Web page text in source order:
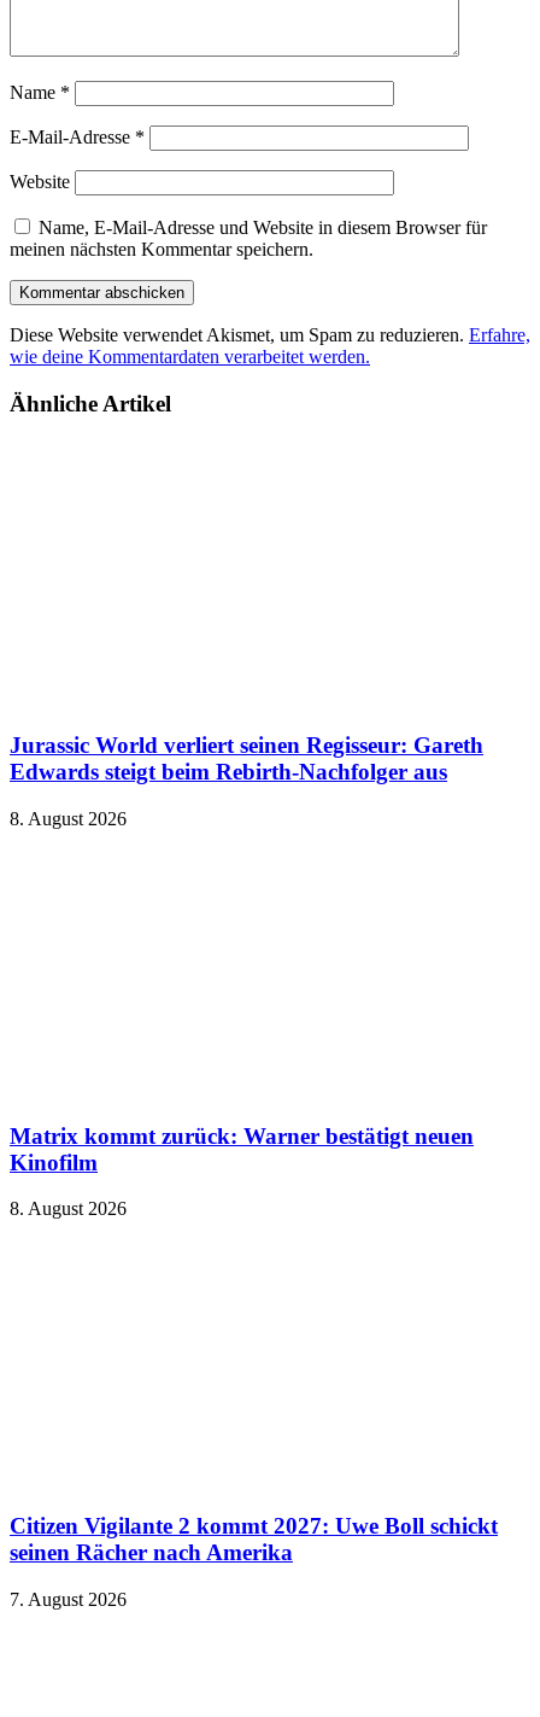
Name *
E-Mail-Adresse *
Website
Name, E-Mail-Adresse und Website in diesem Browser für
meinen nächsten Kommentar speichern.
Diese Website verwendet Akismet, um Spam zu reduzieren. Erfahre,
wie deine Kommentardaten verarbeitet werden.
Ähnliche Artikel
Jurassic World verliert seinen Regisseur: Gareth
Edwards steigt beim Rebirth-Nachfolger aus
8. August 2026
Matrix kommt zurück: Warner bestätigt neuen
Kinofilm
8. August 2026
Citizen Vigilante 2 kommt 2027: Uwe Boll schickt
seinen Rächer nach Amerika
7. August 2026